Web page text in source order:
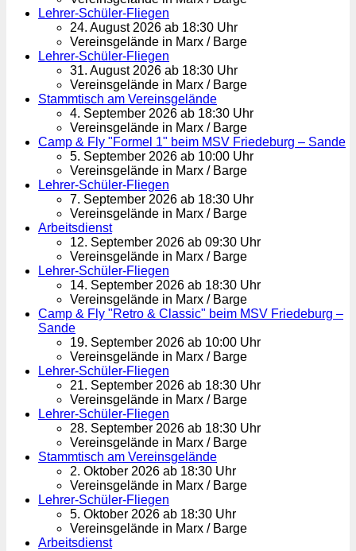
Lehrer-Schüler-Fliegen
24. August 2026 ab 18:30 Uhr
Vereinsgelände in Marx / Barge
Lehrer-Schüler-Fliegen
31. August 2026 ab 18:30 Uhr
Vereinsgelände in Marx / Barge
Stammtisch am Vereinsgelände
4. September 2026 ab 18:30 Uhr
Vereinsgelände in Marx / Barge
Camp & Fly "Formel 1" beim MSV Friedeburg – Sande
5. September 2026 ab 10:00 Uhr
Vereinsgelände in Marx / Barge
Lehrer-Schüler-Fliegen
7. September 2026 ab 18:30 Uhr
Vereinsgelände in Marx / Barge
Arbeitsdienst
12. September 2026 ab 09:30 Uhr
Vereinsgelände in Marx / Barge
Lehrer-Schüler-Fliegen
14. September 2026 ab 18:30 Uhr
Vereinsgelände in Marx / Barge
Camp & Fly "Retro & Classic" beim MSV Friedeburg –
Sande
19. September 2026 ab 10:00 Uhr
Vereinsgelände in Marx / Barge
Lehrer-Schüler-Fliegen
21. September 2026 ab 18:30 Uhr
Vereinsgelände in Marx / Barge
Lehrer-Schüler-Fliegen
28. September 2026 ab 18:30 Uhr
Vereinsgelände in Marx / Barge
Stammtisch am Vereinsgelände
2. Oktober 2026 ab 18:30 Uhr
Vereinsgelände in Marx / Barge
Lehrer-Schüler-Fliegen
5. Oktober 2026 ab 18:30 Uhr
Vereinsgelände in Marx / Barge
Arbeitsdienst